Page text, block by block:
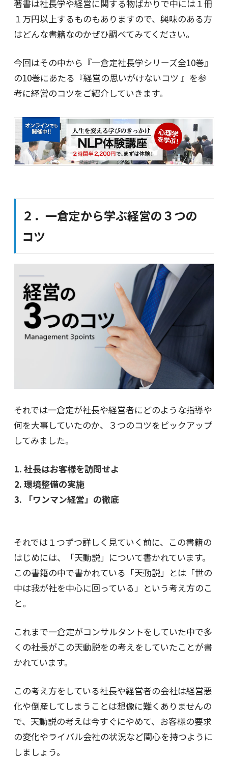
著書は社長学や経営に関する物ばかりで中には１冊
１万円以上するものもありますので、興味のある方
はどんな書籍なのかぜひ調べてみてください。
今回はその中から『一倉定社長学シリーズ全10巻』
の10巻にあたる『経営の思いがけないコツ 』を参
考に経営のコツをご紹介していきます。
２．一倉定から学ぶ経営の３つの
コツ
それでは一倉定が社長や経営者にどのような指導や
何を大事していたのか、３つのコツをピックアップ
してみました。
社長はお客様を訪問せよ
環境整備の実施
「ワンマン経営」の徹底
それでは１つずつ詳しく見ていく前に、この書籍の
はじめには、「天動説」について書かれています。
この書籍の中で書かれている「天動説」とは「世の
中は我が社を中心に回っている」という考え方のこ
と。
これまで一倉定がコンサルタントをしていた中で多
くの社長がこの天動説をの考えをしていたことが書
かれています。
この考え方をしている社長や経営者の会社は経営悪
化や倒産してしまうことは想像に難くありませんの
で、天動説の考えは今すぐにやめて、お客様の要求
の変化やライバル会社の状況など関心を持つように
しましょう。